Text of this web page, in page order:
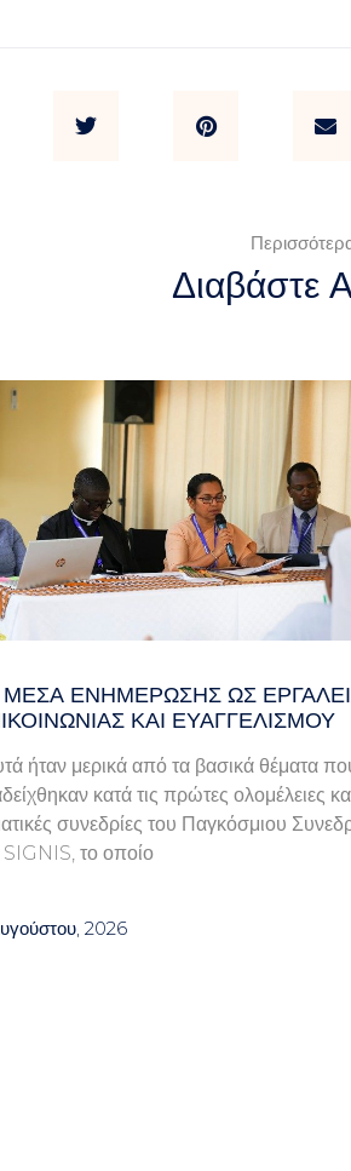
Διαβάστε
ΜΈΣΑ ΕΝΗΜΈΡΩΣΗΣ ΩΣ
ΚΑΙ ΕΥΑΓΓΕΛΙΣΜΟΎ
ήταν μερικά από τα βασικά θέματα
κατά τις πρώτες ολομέλειες
συνεδρίες του Παγκόσμιου
SIGNIS, το οποίο
2026